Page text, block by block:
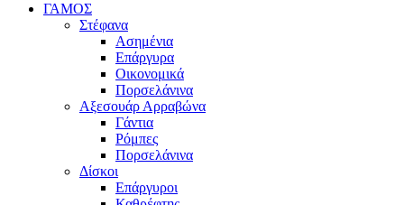
ΓΑΜΟΣ
Στέφανα
Ασημένια
Επάργυρα
Οικονομικά
Πορσελάνινα
Αξεσουάρ Αρραβώνα
Γάντια
Ρόμπες
Πορσελάνινα
Δίσκοι
Επάργυροι